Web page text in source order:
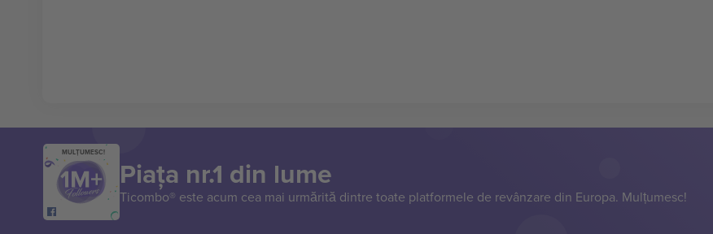
MULȚUMESC!
Piața nr.1 din lume
Ticombo® este acum cea mai urmărită dintre toate platformele de revânzare din Europa. Mulțumesc!